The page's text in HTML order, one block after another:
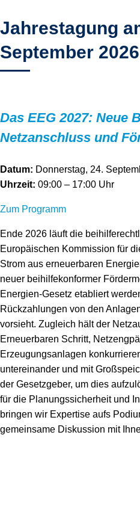
Jahrestagung
September 2026
Das EEG 2027: Neue
Netzanschluss und
Datum: Donnerstag, 24.
Uhrzeit: 09:00 – 17:00 Uhr
Zum Programm
Ende 2026 läuft die
Europäischen Kommission für
Strom aus erneuerbaren
neuer beihilfekonformer
Energien-Gesetz etabliert
Rückzahlungen von den
vorsieht. Zugleich hält der
Erneuerbaren Schritt,
Erzeugungsanlagen
untereinander und mit
der Gesetzgeber, um dies
für die Planungssicherheit und
bringen wir Expertise aufs
gemeinsame Diskussion mit